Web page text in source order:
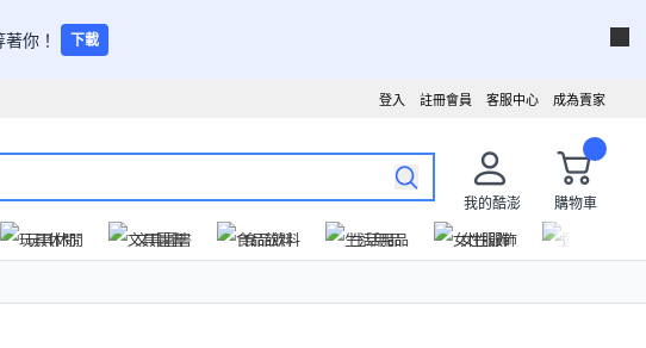
你！ 下載
成為賣家
客服中心
註冊會員
登入
我的酷澎
購物車
玩具休閒 文具圖書 食品飲料 生活用品 女性服飾